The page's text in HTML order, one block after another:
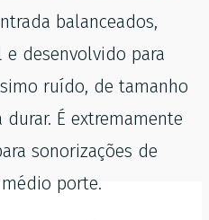
balanceados,
desenvolvido para
ruído, de tamanho
É extremamente
sonorizações de
porte.